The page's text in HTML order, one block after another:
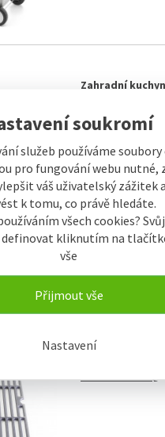
soukromí
služeb používáme soubory
pro fungování webu nutné,
váš uživatelský zážitek
k tomu, co právě hledáte.
všech cookies?
definovat kliknutím na
vše
Přijmout vše
Nastavení
Zahradní
Zahradní
Arkansas
Oklahoma BBQ